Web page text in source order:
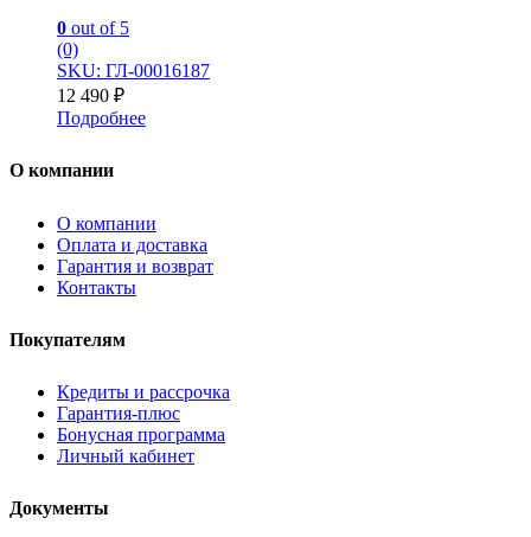
0 out of 5
(0)
SKU: ГЛ-00016187
12 490 ₽
Подробнее
О компании
О компании
Оплата и доставка
Гарантия и возврат
Контакты
Покупателям
Кредиты и рассрочка
Гарантия-плюс
Бонусная программа
Личный кабинет
Документы